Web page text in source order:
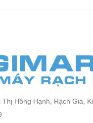
Hồng Hạnh, Rạch Giá,